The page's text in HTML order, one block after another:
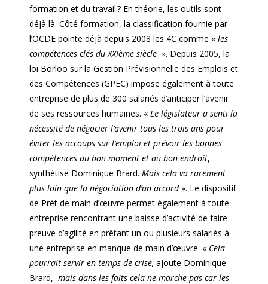
formation et du travail ? En théorie, les outils sont
déjà là. Côté formation, la classification fournie par
l’OCDE pointe déjà depuis 2008 les 4C comme « les
compétences clés du XXIème siècle ». Depuis 2005, la
loi Borloo sur la Gestion Prévisionnelle des Emplois et
des Compétences (GPEC) impose également à toute
entreprise de plus de 300 salariés d’anticiper l’avenir
de ses ressources humaines. « Le législateur a senti la
nécessité de négocier l’avenir tous les trois ans pour
éviter les accoups sur l’emploi et prévoir les bonnes
compétences au bon moment et au bon endroit,
synthétise Dominique Brard. Mais cela va rarement
plus loin que la négociation d’un accord». Le dispositif
de Prêt de main d’œuvre permet également à toute
entreprise rencontrant une baisse d’activité de faire
preuve d’agilité en prêtant un ou plusieurs salariés à
une entreprise en manque de main d’œuvre. « Cela
pourrait servir en temps de crise, ajoute Dominique
Brard, mais dans les faits cela ne marche pas car les